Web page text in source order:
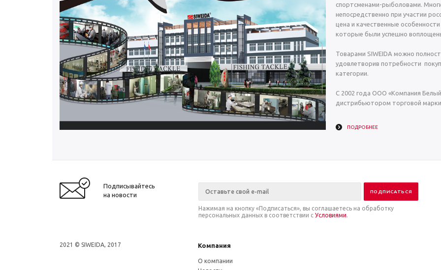
спортсменами-рыболовами.
непосредственно при участии
цена и качественные
которые были успешно
Товарами SIWEIDA можно
удовлетворив потребности
категории.
С 2002 года ООО «Компания
дистрибьютором торговой марки
ПОДРОБНЕЕ
Подписывайтесь
на новости
Нажимая на кнопку «Подписаться», вы соглашаетесь на обработку
персональных данных в соответствии с Условиями.
2021 © SIWEIDA, 2017 Компания
О компании